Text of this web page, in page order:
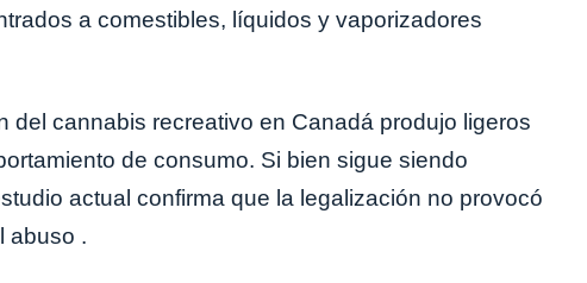
a comestibles, líquidos y vaporizadores
del cannabis recreativo en Canadá produjo ligeros
de consumo. Si bien sigue siendo
actual confirma que la legalización no provocó
abuso .